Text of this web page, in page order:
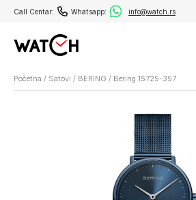
Call Centar: Whatsapp: info@watch.rs
Početna / Satovi / BERING / Bering 15729-397